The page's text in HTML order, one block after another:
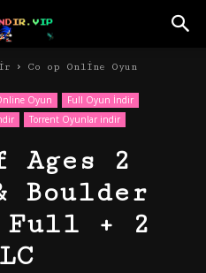
Co op Online Oyun
Oyun
Full Oyun İndir
Torrent Oyunlar indir
Ages 2
Boulder
+ 2